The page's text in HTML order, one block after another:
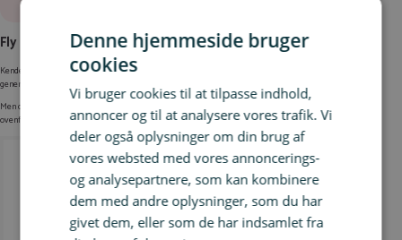
Fly til Sälen og Trysil – hoteller
Kender du lidt til Sälen og Trysil, så ved du også, at hoteller, hytter og overnatningssteder
generelt ikke er helt billige 💸
Men der findes skam også budgetvenlige muligheder. Og når flybilletterne er så billige som
ovenfor, er der forhåbentligt lidt flere penge tilovers til hotel 😉
Denne hjemmeside bruger
cookies
Vi bruger cookies til at tilpasse indhold,
annoncer og til at analysere vores trafik. Vi
deler også oplysninger om din brug af
vores websted med vores annoncerings-
og analysepartnere, som kan kombinere
dem med andre oplysninger, som du har
givet dem, eller som de har indsamlet fra